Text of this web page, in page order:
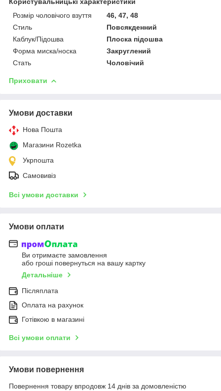
Розмір чоловічого взуття
46, 47, 48
Стиль
Повсякденний
Каблук/Підошва
Плоска підошва
Форма миска/носка
Закруглений
Стать
Чоловічий
Приховати
Умови доставки
Нова Пошта
Магазини Rozetka
Укрпошта
Самовивіз
Всі умови доставки
Умови оплати
Ви отримаєте замовлення
або гроші повернуться на вашу картку
Детальніше
Післяплата
Оплата на рахунок
Готівкою в магазині
Всі умови оплати
Умови повернення
Повернення товару впродовж 14 днів за домовленістю